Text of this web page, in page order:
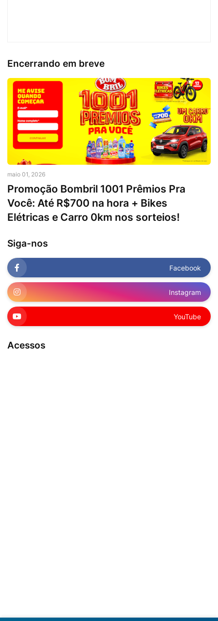
Encerrando em breve
maio 01, 2026
Promoção Bombril 1001 Prêmios Pra
Você: Até R$700 na hora + Bikes
Elétricas e Carro 0km nos sorteios!
Siga-nos
Facebook
Instagram
YouTube
Acessos